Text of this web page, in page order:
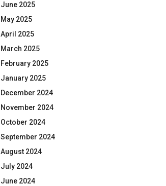
June 2025
May 2025
April 2025
March 2025
February 2025
January 2025
December 2024
November 2024
October 2024
September 2024
August 2024
July 2024
June 2024